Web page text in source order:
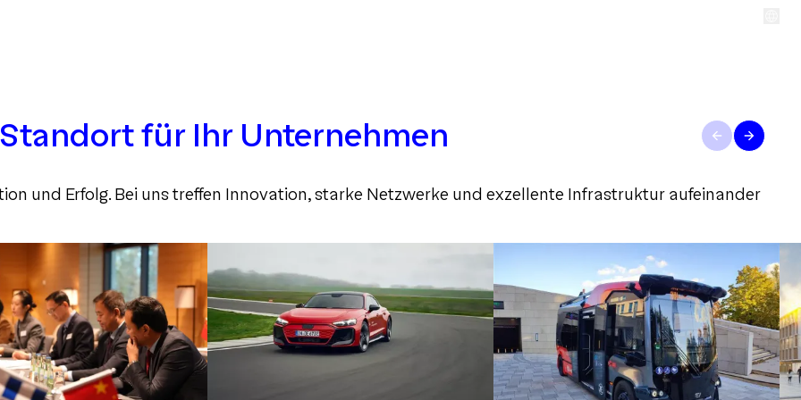
LUFTSCHLÖSSER
für Ihr Unternehmen
und Erfolg. Bei uns treffen Innovation, starke Netzwerke und exzellente Infrastruktur aufeinander